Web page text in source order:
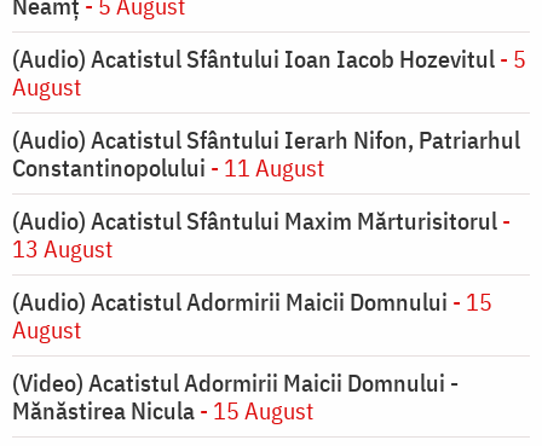
(Audio) Acatistul Sfântului Ioan Iacob Hozevitul- 5
August
(Audio) Acatistul Sfântului Ierarh Nifon, Patriarhul
Constantinopolului - 11 August
(Audio) Acatistul Sfântului Maxim Mărturisitorul-
13 August
(Audio) Acatistul Adormirii Maicii Domnului - 15
August
(Video) Acatistul Adormirii Maicii Domnului -
Mănăstirea Nicula- 15 August